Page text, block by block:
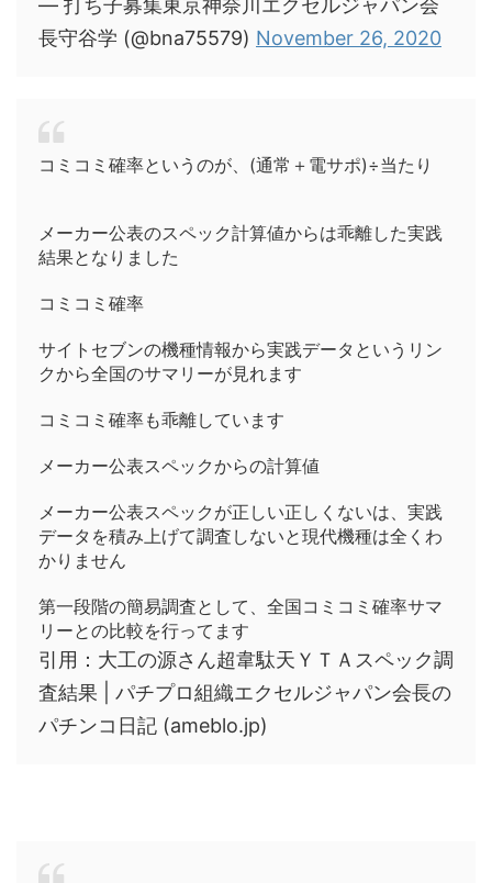
— 打ち子募集東京神奈川エクセルジャパン会
長守谷学 (@bna75579) November 26, 2020
コミコミ確率というのが、(通常＋電サポ)÷当たり
メーカー公表のスペック計算値からは乖離した実践
結果となりました
コミコミ確率
サイトセブンの機種情報から実践データというリン
クから全国のサマリーが見れます
コミコミ確率も乖離しています
メーカー公表スペックからの計算値
メーカー公表スペックが正しい正しくないは、実践
データを積み上げて調査しないと現代機種は全くわ
かりません
第一段階の簡易調査として、全国コミコミ確率サマ
リーとの比較を行ってます
引用：大工の源さん超韋駄天ＹＴＡスペック調
査結果 | パチプロ組織エクセルジャパン会長の
パチンコ日記 (ameblo.jp)